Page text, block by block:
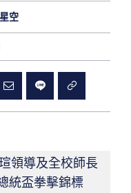
空
領導及全校師長
統盃拳擊錦標